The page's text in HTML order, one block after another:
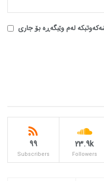
لەم وێبگەڕە بۆ جاری
23.9k
Followers
99
Subscribers